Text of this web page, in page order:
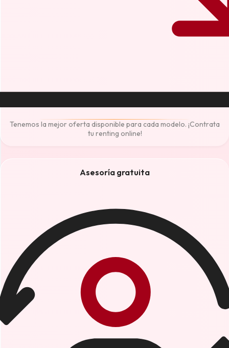
Tenemos la mejor oferta disponible para cada modelo. ¡Contrata
tu renting online!
Asesoría gratuita